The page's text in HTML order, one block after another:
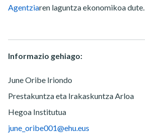
Agentziaren laguntza ekonomikoa dute.
Informazio gehiago:
June Oribe Iriondo
Prestakuntza eta Irakaskuntza Arloa
Hegoa Institutua
june_oribe001@ehu.eus